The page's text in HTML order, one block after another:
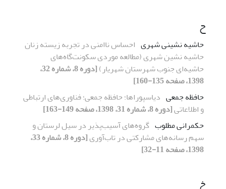
ح
حاشیه نشینی شهری احساس ناامنی در تجربه زیسته زنان
حاشیه نشین شهری (مطالعه موردی سکونت‌گاه‌های
حاشیه‌ای جنوب شهرستان شهریار)
[دوره 8، شماره 32،
1398، صفحه 135-160]
حافظه جمعی دیاسپوراها؛ حافظه جمعی؛ فناوری‌های ارتباطی
و اطلاعاتی[دوره 8، شماره 31، 1398، صفحه 149-163]
حکمرانی مطلوب گروه‌های آسیب‌پذیر در سیل لرستان و
سهم رسانه‌های مشارکتی در تاب‌آوری
[دوره 8، شماره 33،
1398، صفحه 11-32]
خ